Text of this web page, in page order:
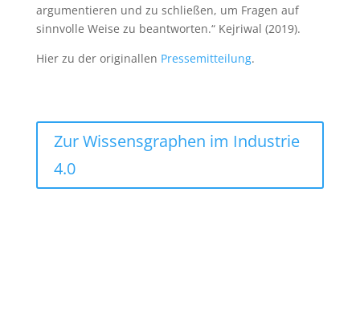
argumentieren und zu schließen, um Fragen auf
sinnvolle Weise zu beantworten.“ Kejriwal (2019).
Hier zu der originallen Pressemitteilung.
Zur Wissensgraphen im Industrie
4.0